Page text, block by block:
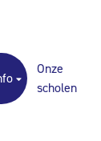
Onze
scholen